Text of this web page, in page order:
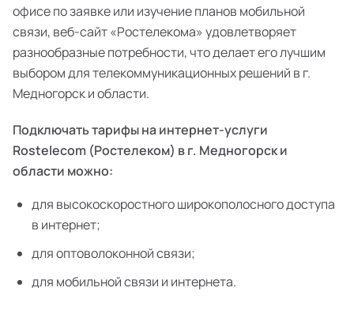
офисе по заявке или изучение планов мобильной
связи, веб-сайт «Ростелекома» удовлетворяет
разнообразные потребности, что делает его лучшим
выбором для телекоммуникационных решений в г.
Медногорск и области.
Подключать тарифы на интернет-услуги
Rostelecom (Ростелеком) в г. Медногорск и
области можно:
для высокоскоростного широкополосного доступа
в интернет;
для оптоволоконной связи;
для мобильной связи и интернета.